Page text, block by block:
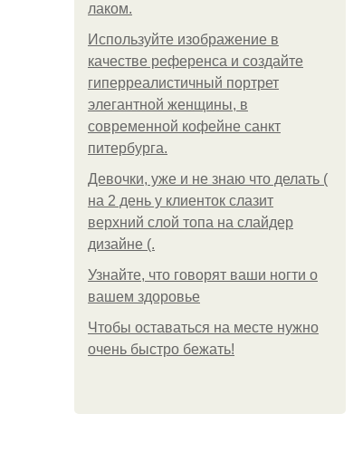
лаком.
Используйте изображение в
качестве референса и создайте
гиперреалистичный портрет
элегантной женщины, в
современной кофейне санкт
питербурга.
Девочки, уже и не знаю что делать (
на 2 день у клиенток слазит
верхний слой топа на слайдер
дизайне (.
Узнайте, что говорят ваши ногти о
вашем здоровье
Чтобы оставаться на месте нужно
очень быстро бежать!